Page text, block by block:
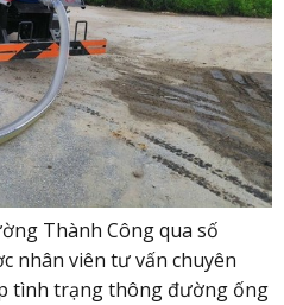
Thành Công qua số
nhân viên tư vấn chuyên
tình trạng thông đường ống